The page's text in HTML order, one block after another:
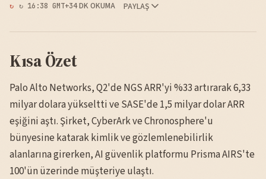
↻ 16:38 GMT+34 DK OKUMA PAYLAŞ
Kısa Özet
Palo Alto Networks, Q2'de NGS ARR'yi %33 artırarak 6,33
milyar dolara yükseltti ve SASE'de 1,5 milyar dolar ARR
eşiğini aştı. Şirket, CyberArk ve Chronosphere'u
bünyesine katarak kimlik ve gözlemlenebilirlik
alanlarına girerken, AI güvenlik platformu Prisma AIRS'te
100'ün üzerinde müşteriye ulaştı.